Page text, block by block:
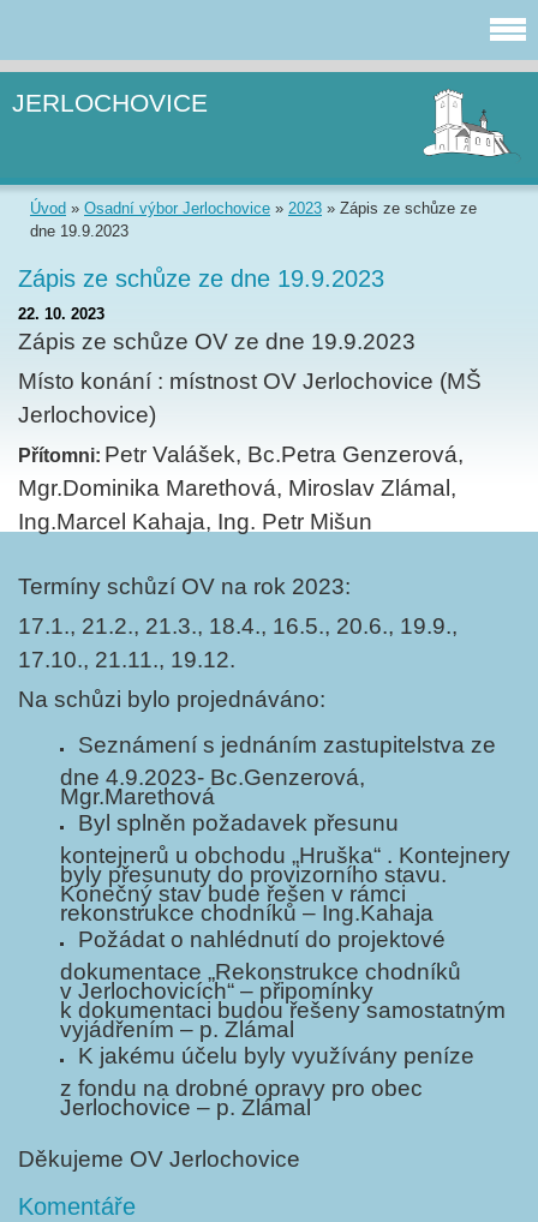
JERLOCHOVICE
Úvod » Osadní výbor Jerlochovice » 2023 » Zápis ze schůze ze
dne 19.9.2023
Zápis ze schůze ze dne 19.9.2023
22. 10. 2023
Zápis ze schůze OV ze dne 19.9.2023
Místo konání : místnost OV Jerlochovice (MŠ
Jerlochovice)
Přítomni: Petr Valášek, Bc.Petra Genzerová,
Mgr.Dominika Marethová, Miroslav Zlámal,
Ing.Marcel Kahaja, Ing. Petr Mišun
Termíny schůzí OV na rok 2023:
17.1., 21.2., 21.3., 18.4., 16.5., 20.6., 19.9.,
17.10., 21.11., 19.12.
Na schůzi bylo projednáváno:
Seznámení s jednáním zastupitelstva ze
dne 4.9.2023- Bc.Genzerová,
Mgr.Marethová
Byl splněn požadavek přesunu
kontejnerů u obchodu „Hruška“ . Kontejnery
byly přesunuty do provizorního stavu.
Konečný stav bude řešen v rámci
rekonstrukce chodníků – Ing.Kahaja
Požádat o nahlédnutí do projektové
dokumentace „Rekonstrukce chodníků
v Jerlochovicích“ – připomínky
k dokumentaci budou řešeny samostatným
vyjádřením – p. Zlámal
K jakému účelu byly využívány peníze
z fondu na drobné opravy pro obec
Jerlochovice – p. Zlámal
Děkujeme OV Jerlochovice
Komentáře